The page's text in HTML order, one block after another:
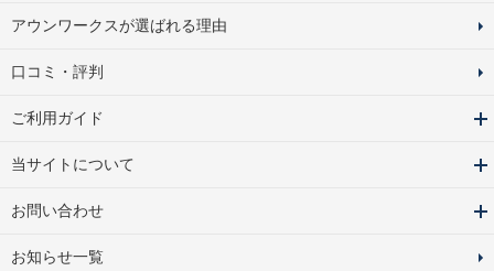
アウンワークスが選ばれる理由
口コミ・評判
ご利用ガイド
当サイトについて
お問い合わせ
お知らせ一覧